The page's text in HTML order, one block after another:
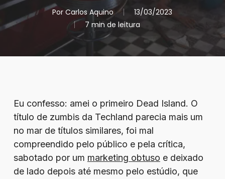
Por Carlos Aquino
13/03/2023
7 min de leitura
Eu confesso: amei o primeiro Dead Island. O
título de zumbis da Techland parecia mais um
no mar de títulos similares, foi mal
compreendido pelo público e pela crítica,
sabotado por um marketing obtuso e deixado
de lado depois até mesmo pelo estúdio, que